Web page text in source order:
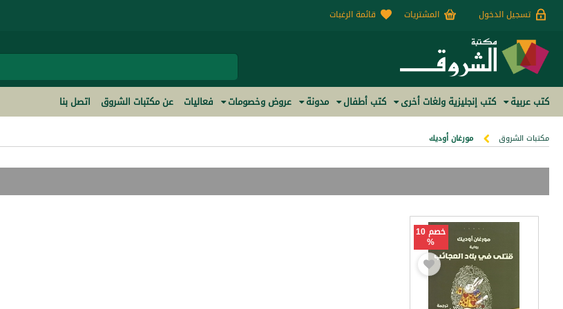
تسجيل الدخول المشتريات قائمة الرغبات
كتب عربية كتب إنجليزية ولغات أخرى كتب أطفال مدونة عروض وخصومات فعاليات عن مكتبات الشروق اتصل بنا
مكتبات الشروق مورغان أوديك
خصم 10
%